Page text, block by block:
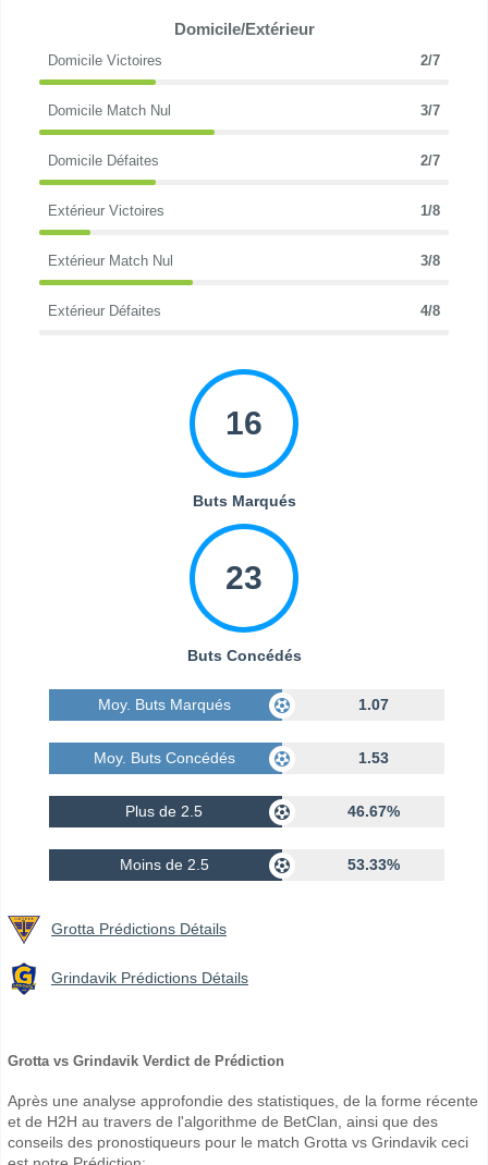
Domicile/Extérieur
Domicile Victoires 2/7
Domicile Match Nul 3/7
Domicile Défaites 2/7
Extérieur Victoires 1/8
Extérieur Match Nul 3/8
Extérieur Défaites 4/8
16
Buts Marqués
23
Buts Concédés
Moy. Buts Marqués 1.07
Moy. Buts Concédés 1.53
Plus de 2.5 46.67%
Moins de 2.5 53.33%
Grotta Prédictions Détails
Grindavik Prédictions Détails
Grotta vs Grindavik Verdict de Prédiction
Après une analyse approfondie des statistiques, de la forme récente
et de H2H au travers de l'algorithme de BetClan, ainsi que des
conseils des pronostiqueurs pour le match Grotta vs Grindavik ceci